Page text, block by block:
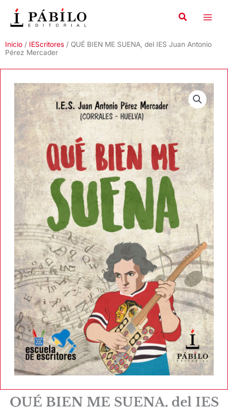
contenido
Inicio / IEScritores / QUÉ BIEN ME SUENA, del IES Juan Antonio
Pérez Mercader
QUÉ BIEN ME SUENA, del IES